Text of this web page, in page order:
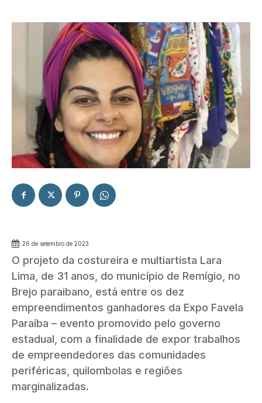
26 de setembro de 2023
O projeto da costureira e multiartista Lara
Lima, de 31 anos, do município de Remígio, no
Brejo paraibano, está entre os dez
empreendimentos ganhadores da Expo Favela
Paraíba – evento promovido pelo governo
estadual, com a finalidade de expor trabalhos
de empreendedores das comunidades
periféricas, quilombolas e regiões
marginalizadas.